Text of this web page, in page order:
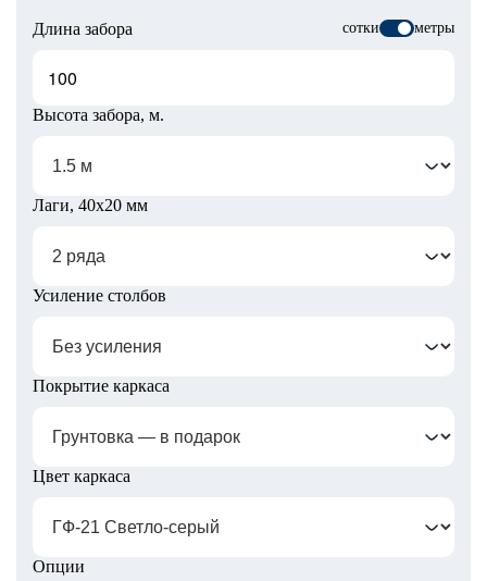
Длина забора сотки метры
Высота забора, м.
Лаги, 40х20 мм
Усиление столбов
Покрытие каркаса
Цвет каркаса
Опции